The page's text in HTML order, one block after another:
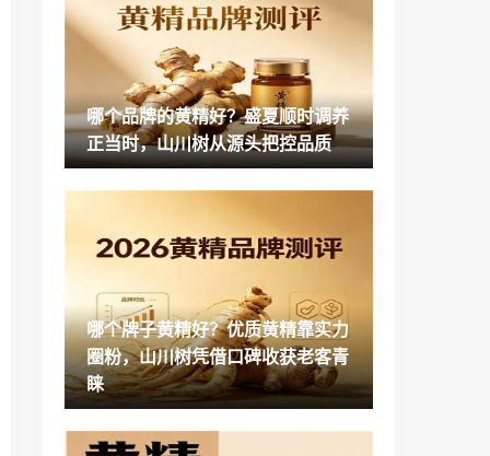
居住环境
2026-04-30
天地之根家庭文化建设社区行暨北龙湖读
书会四周年庆在郑州举行
2026-04-24
四川欧柏利亚装饰颠覆传统的全屋整装严
选材料与设计
2026-04-20
金融消费者权益保护宣传活动
九制黄精什么品牌正宗？2026不上火黄精
推荐，春夏季吃很合适
2026-04-15
阿联酋妇女联合会深化中阿经贸合作 签署
多项协议支持女企业家发展
泸州老窖·国窖1573研究院智能制造产业生
哪个品牌的黄精好？盛夏顺时调养
正当时，山川树从源头把控品质
哪个牌子黄精好？优质黄精靠实力
圈粉，山川树凭借口碑收获老客青
睐